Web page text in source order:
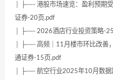
│ ├── 港股市场速览：盈利预期
证券-20页.pdf
│ ├── 2026酒店行业投资策略-
│ ├── 高频｜11月楼市环比改善
通证券-15页.pdf
│ ├── 航空行业2025年10月数据